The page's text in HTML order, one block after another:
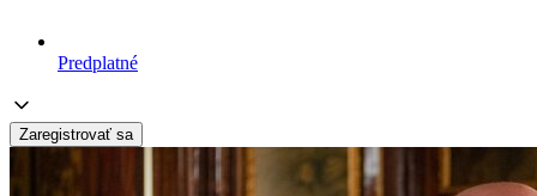
Predplatné
Zaregistrovať sa